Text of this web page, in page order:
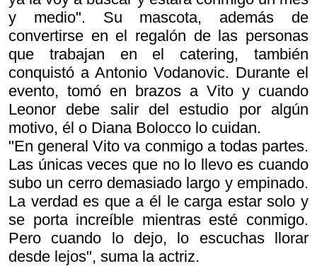
y medio". Su mascota, además de
convertirse en el regalón de las personas
que trabajan en el catering, también
conquistó a Antonio Vodanovic. Durante el
evento, tomó en brazos a Vito y cuando
Leonor debe salir del estudio por algún
motivo, él o Diana Bolocco lo cuidan.
"En general Vito va conmigo a todas partes.
Las únicas veces que no lo llevo es cuando
subo un cerro demasiado largo y empinado.
La verdad es que a él le carga estar solo y
se porta increíble mientras esté conmigo.
Pero cuando lo dejo, lo escuchas llorar
desde lejos", suma la actriz.